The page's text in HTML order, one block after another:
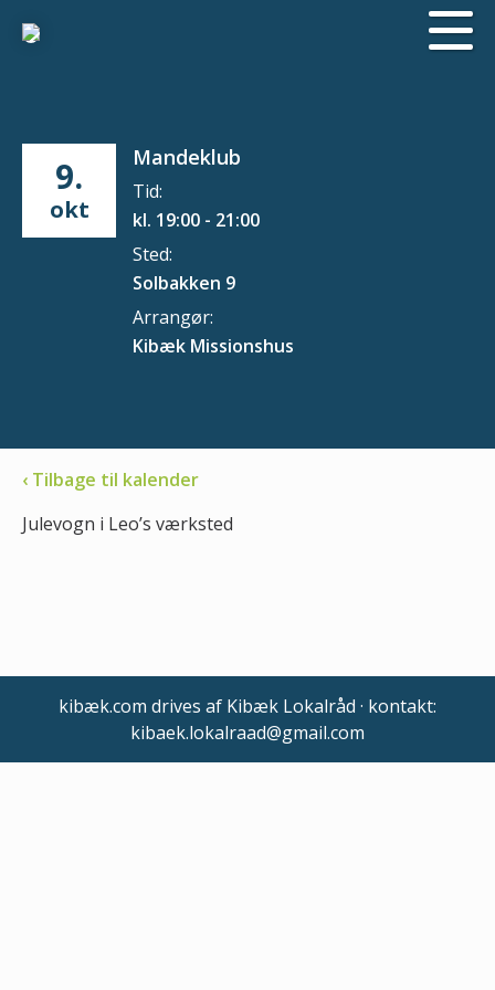
9.
okt
Mandeklub
Tid:
kl. 19:00 - 21:00
Sted:
Solbakken 9
Arrangør:
Kibæk Missionshus
‹ Tilbage til kalender
Julevogn i Leo’s værksted
kibæk.com drives af Kibæk Lokalråd · kontakt:
kibaek.lokalraad@gmail.com